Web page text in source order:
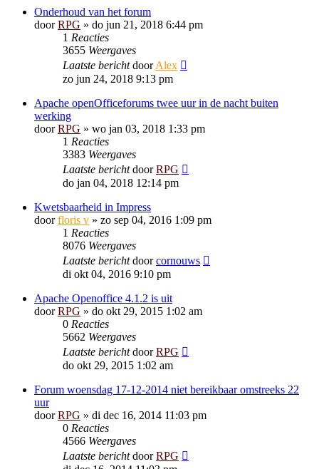
Onderhoud van het forum
doorRPG » do jun 21, 2018 6:44 pm
1 Reacties
3655 Weergaves
Laatste berichtdoorAlex
zo jun 24, 2018 9:13 pm
Apache openOfficeforums twee uur in de nacht buiten
werking
doorRPG » wo jan 03, 2018 1:33 pm
1 Reacties
3383 Weergaves
Laatste berichtdoorRPG
do jan 04, 2018 12:14 pm
Kwetsbaarheid in Impress
doorfloris v » zo sep 04, 2016 1:09 pm
1 Reacties
8076 Weergaves
Laatste berichtdoorcornouws
di okt 04, 2016 9:10 pm
Apache Openoffice 4.1.2 is uit
doorRPG » do okt 29, 2015 1:02 am
0 Reacties
5662 Weergaves
Laatste berichtdoorRPG
do okt 29, 2015 1:02 am
Forum woensdag 17-12-2014 niet bereikbaar omstreeks 22
uur
doorRPG » di dec 16, 2014 11:03 pm
0 Reacties
4566 Weergaves
Laatste berichtdoorRPG